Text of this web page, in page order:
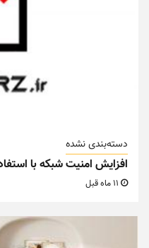
دسته‌بندی نشده
افزایش امنیت شبکه با